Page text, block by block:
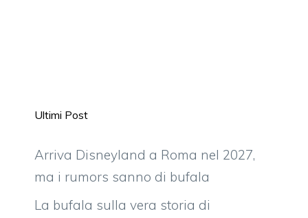
Ultimi Post
Arriva Disneyland a Roma nel 2027,
ma i rumors sanno di bufala
La bufala sulla vera storia di